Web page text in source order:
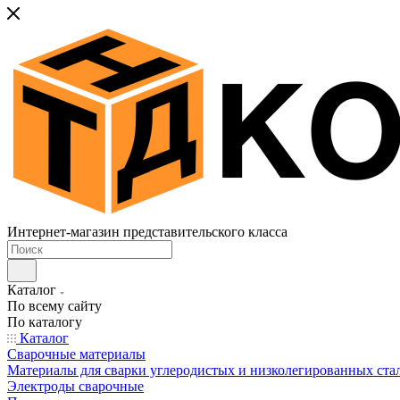
Интернет-магазин представительского класса
Каталог
По всему сайту
По каталогу
Каталог
Сварочные материалы
Материалы для сварки углеродистых и низколегированных
Электроды сварочные